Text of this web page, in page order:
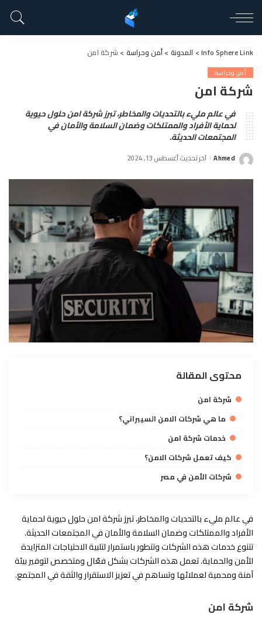
Info Sphere Link
> المدونة >أمن وحراسة > شركة امن
أمن وحراسة
شركة امن
في عالم مليء بالتحديات والمخاطر، تبرز شركة امن حلول حيوية
لحماية الأفراد والممتلكات وضمان السلامة والأمان في
المجتمعات الحديثة.
Posted
Ahmed آخر تحديث أغسطس 13, 2024
محتوى المقالة
شركة امن
ما هي شركات الامن السيبراني؟
خدمات شركة امن
كيف تعمل شركات الامن؟
شركات الأمن في مصر
في عالم مليء بالتحديات والمخاطر، تبرز شركة امن حلول حيوية لحماية
الأفراد والممتلكات وضمان السلامة والأمان في المجتمعات الحديثة.
تتنوع خدمات هذه الشركات وتتطور باستمرار لتلبية الاحتياجات المتزايدة
للأمن والحماية. تعمل هذه الشركات بشكل فعّال ومتخصص لتوفير بيئة
آمنة ومحمية لعملائها وتساهم في تعزيز الاستقرار والثقة في المجتمع.
شركة امن